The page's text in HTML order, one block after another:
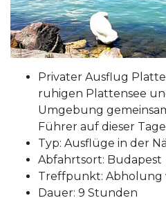
Privater Ausflug
ruhigen Plattensee
Umgebung
Führer auf dieser
Typ: Ausflüge in der
Abfahrtsort: Budapest
Treffpunkt: Abholung
Dauer: 9 Stunden